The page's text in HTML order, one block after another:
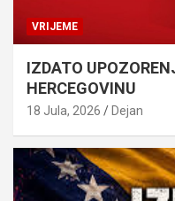
VRIJEME
IZDATO
HERCEGOVINU
18 Jula, 2026 Dejan